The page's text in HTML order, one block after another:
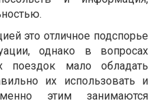
это отличное подспорье
однако в вопросах
поездок мало обладать
их использовать и
этим занимаются